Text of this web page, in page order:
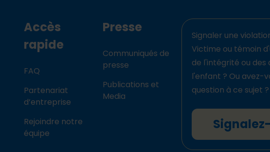
Accès
rapide
FAQ
Partenariat
d’entreprise
Rejoindre notre
équipe
Presse
Communiqués de
presse
Publications et
Media
Signaler une
Victime ou témoin
de l'intégrité ou des
l'enfant ? Ou avez-
question à ce sujet ?